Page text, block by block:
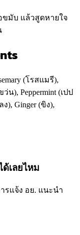
ขมับ แล้วสูดหายใจ
(โรสแมรี),
น), Peppermint (เปป
), Ginger (ขิง),
เลยไหม
รแจ้ง อย. แนะนำ